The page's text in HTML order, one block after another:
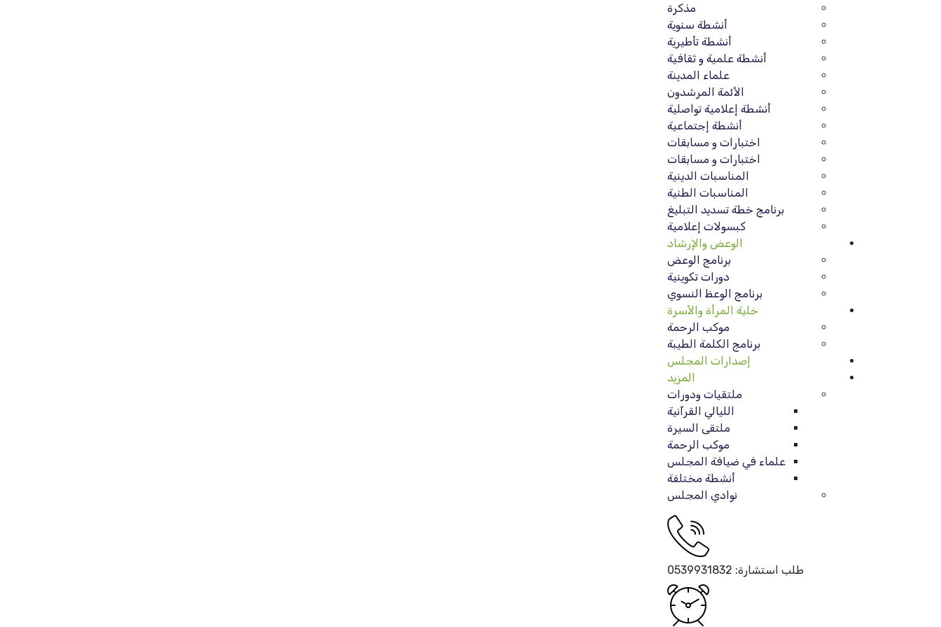
مذكرة
أنشطة سنوية
أنشطة تأطيرية
أنشطة علمية و ثقافية
علماء المدينة
الأئمة المرشدون
أنشطة إعلامية تواصلية
أنشطة إجتماعية
اختبارات و مسابقات
اختبارات و مسابقات
المناسبات الدينية
المناسبات الطنية
برنامج خطة تسديد التبليغ
كبسولات إعلامية
الوعض والإرشاد
برنامج الوعض
دورات تكوينية
برنامج الوعظ النسوي
خلية المرأة والأسرة
موكب الرحمة
برنامج الكلمة الطيبة
إصدارات المجلس
المزيد
ملتقيات ودورات
الليالي القرآنية
ملتقى السيرة
موكب الرحمة
علماء في ضيافة المجلس
أنشطة مختلفة
نوادي المجلس
طلب استشارة: 0539931832